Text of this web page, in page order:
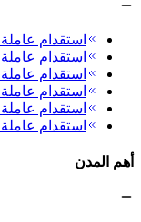
استقدام
استقدام عاملة
استقدام
استقدام
استقدام
استقدام
أهم المدن